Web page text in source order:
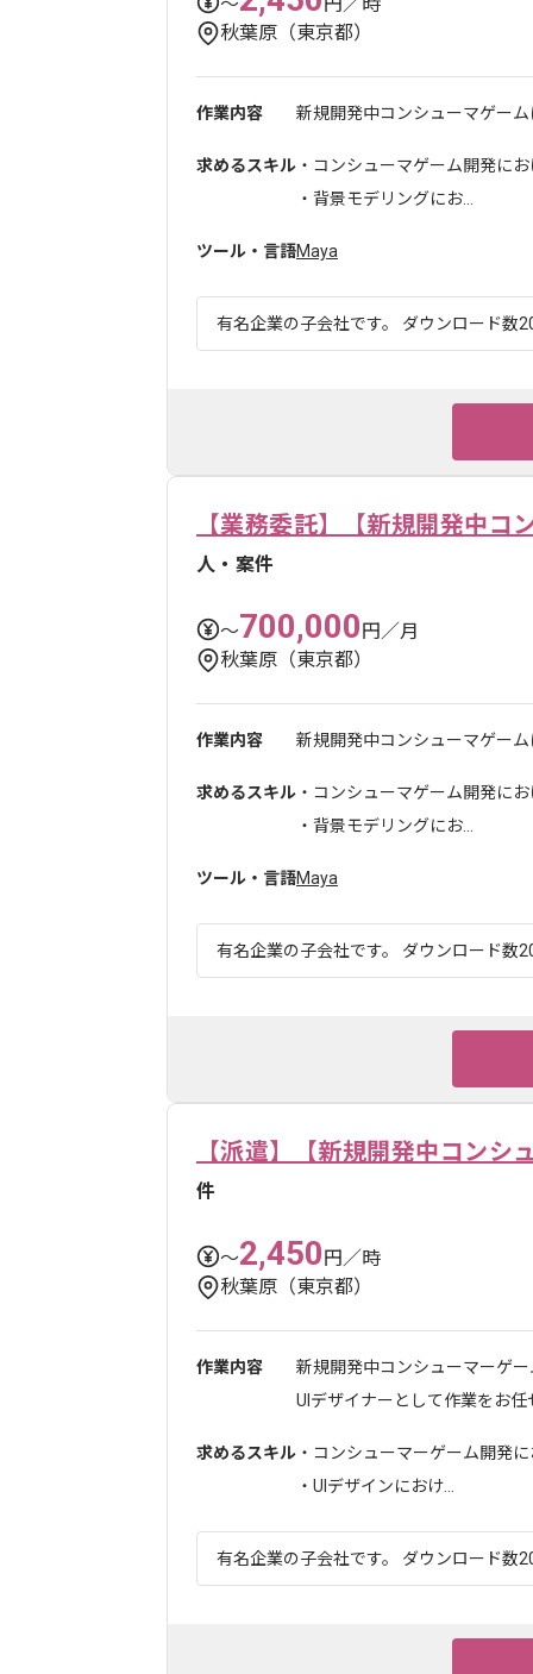
秋葉原（東京都）
作業内容 新規開発中コンシューマゲー
求めるスキル ・コンシューマゲーム開発に
・背景モデリングにお...
ツール・言語Maya
有名企業の子会社です。 ダウンロード数
【業務委託】【新規開発中
人・案件
〜700,000円／月
秋葉原（東京都）
作業内容 新規開発中コンシューマゲー
求めるスキル ・コンシューマゲーム開発に
・背景モデリングにお...
ツール・言語Maya
有名企業の子会社です。 ダウンロード数
【派遣】【新規開発中コンシ
件
〜2,450円／時
秋葉原（東京都）
作業内容
新規開発中コンシューマーゲ
UIデザイナーとして作業をお任
求めるスキル ・コンシューマーゲーム開発
・UIデザインにおけ...
有名企業の子会社です。 ダウンロード数